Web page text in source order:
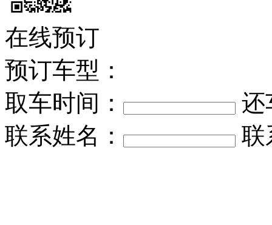
在线预订
预订车型：
取车时间：
还
联系姓名：
联